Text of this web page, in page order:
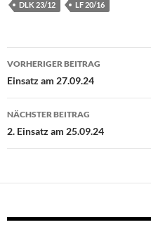
DLK 23/12 LF 20/16
Beitragsnavigation
VORHERIGER BEITRAG
Einsatz am 27.09.24
NÄCHSTER BEITRAG
2. Einsatz am 25.09.24